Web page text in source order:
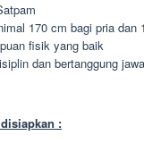
170 cm bagi pria dan
fisik yang baik
dan bertanggung
: